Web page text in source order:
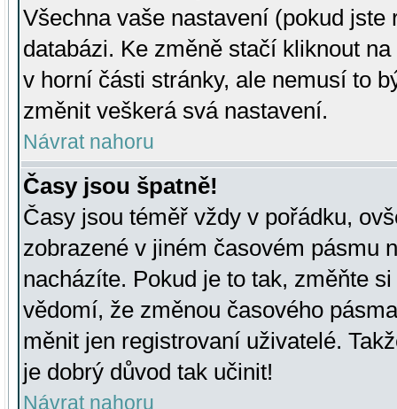
Všechna vaše nastavení (pokud
databázi. Ke změně stačí kliknout
v horní části stránky, ale nemusí to
změnit veškerá svá nastavení.
Návrat nahoru
Časy jsou špatně!
Časy jsou téměř vždy v pořádku,
zobrazené v jiném časovém pásmu
nacházíte. Pokud je to tak, změňte
vědomí, že změnou časového
měnit jen registrovaní uživatelé.
je dobrý důvod tak učinit!
Návrat nahoru